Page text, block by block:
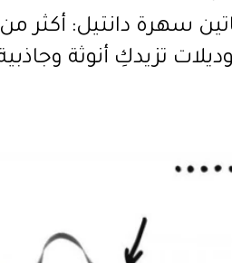
سهرة دانتيل: أكثر من